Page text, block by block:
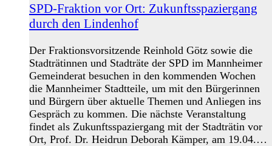
SPD-Fraktion vor Ort: Zukunftsspaziergang
durch den Lindenhof
Der Fraktionsvorsitzende Reinhold Götz sowie die
Stadträtinnen und Stadträte der SPD im Mannheimer
Gemeinderat besuchen in den kommenden Wochen
die Mannheimer Stadtteile, um mit den Bürgerinnen
und Bürgern über aktuelle Themen und Anliegen ins
Gespräch zu kommen. Die nächste Veranstaltung
findet als Zukunftsspaziergang mit der Stadträtin vor
Ort, Prof. Dr. Heidrun Deborah Kämper, am 19.04.…